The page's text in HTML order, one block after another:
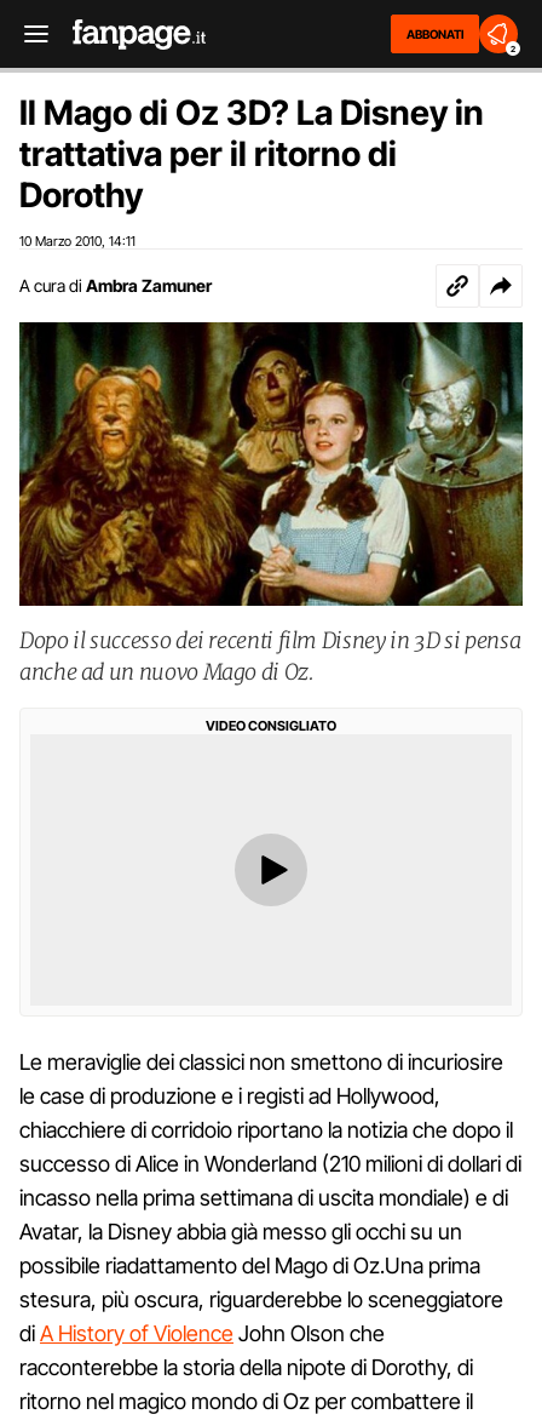
ABBONATI
2
Il Mago di Oz 3D? La Disney in
trattativa per il ritorno di
Dorothy
10 Marzo 2010 14:11
A cura di Ambra Zamuner
Dopo il successo dei recenti film Disney in 3D si pensa
anche ad un nuovo Mago di Oz.
VIDEO CONSIGLIATO
Le meraviglie dei classici non smettono di incuriosire
le case di produzione e i registi ad Hollywood,
chiacchiere di corridoio riportano la notizia che dopo il
successo di Alice in Wonderland (210 milioni di dollari di
incasso nella prima settimana di uscita mondiale) e di
Avatar, la Disney abbia già messo gli occhi su un
possibile riadattamento del Mago di Oz.Una prima
stesura, più oscura, riguarderebbe lo sceneggiatore
diA History of ViolenceJohn Olson che
racconterebbe la storia della nipote di Dorothy, di
ritorno nel magico mondo di Oz per combattere il